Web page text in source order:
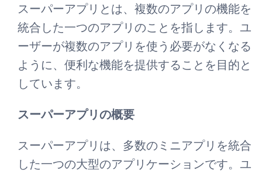
スーパーアプリとは、複数のアプリの機能を
統合した一つのアプリのことを指します。ユ
ーザーが複数のアプリを使う必要がなくなる
ように、便利な機能を提供することを目的と
しています。
スーパーアプリの概要
スーパーアプリは、多数のミニアプリを統合
した一つの大型のアプリケーションです。ユ